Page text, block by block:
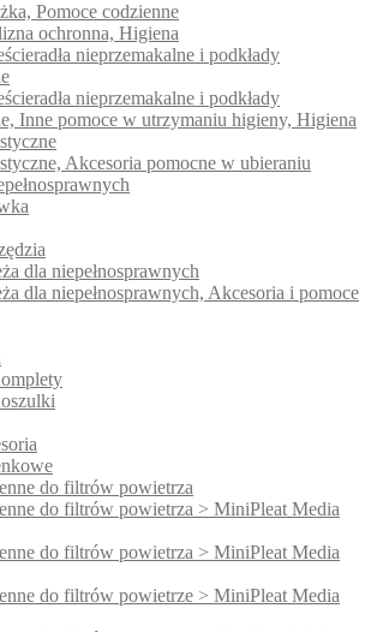
Pomoce codzienne
ochronna, Higiena
nieprzemakalne i podkłady
nieprzemakalne i podkłady
Inne pomoce w utrzymaniu higieny, Higiena
Akcesoria pomocne w ubieraniu
dla niepełnosprawnych
dla niepełnosprawnych, Akcesoria i pomoce
do filtrów powietrza
do filtrów powietrza > MiniPleat Media
do filtrów powietrza > MiniPleat Media
do filtrów powietrze > MiniPleat Media